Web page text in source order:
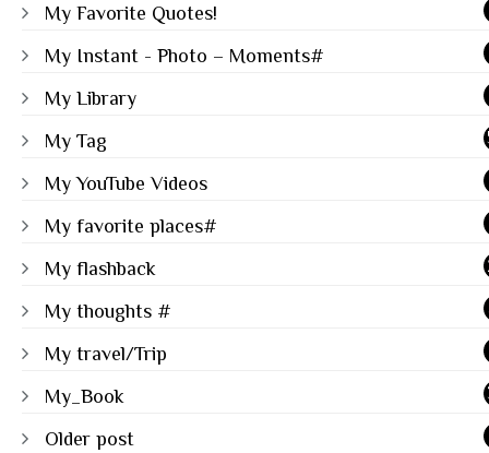
My Favorite Quotes!
My Instant - Photo – Moments#
My Library
My Tag
My YouTube Videos
My favorite places#
My flashback
My thoughts #
My travel/Trip
My_Book
Older post